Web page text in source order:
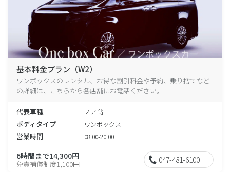
基本料金プラン（W2）
ワンボックスのレンタル、お得な割引料金や予約、乗り捨てなど
の詳細は、こちらから各店舗にお電話ください。
代表車種 ノア 等
ボディタイプ ワンボックス
営業時間 08:00-20:00
6時間まで14,300円
免責補償制度1,100円 047-481-6100